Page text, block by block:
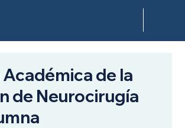
de la
de Neurocirugía